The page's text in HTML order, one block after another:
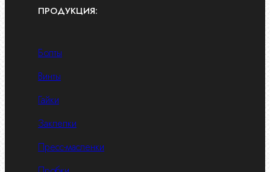
ПРОДУКЦИЯ:
Болты
Винты
Гайки
Заклепки
Пресс-масленки